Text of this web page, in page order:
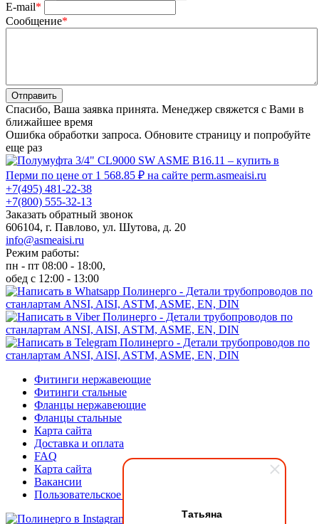
Татьяна
E-mail*
Сообщение*
Отправить
Спасибо, Ваша заявка принята. Менеджер свяжется с Вами в
ближайшее время
Ошибка обработки запроса. Обновите страницу и попробуйте
еще раз
+7(495) 481-22-38
+7(800) 555-32-13
Заказать обратный звонок
606104, г. Павлово, ул. Шутова, д. 20
info@asmeaisi.ru
Режим работы:
пн - пт 08:00 - 18:00,
обед с 12:00 - 13:00
Фитинги нержавеющие
Фитинги стальные
Фланцы нержавеющие
Фланцы стальные
Карта сайта
Доставка и оплата
FAQ
Карта сайта
Вакансии
Пользовательское соглашение